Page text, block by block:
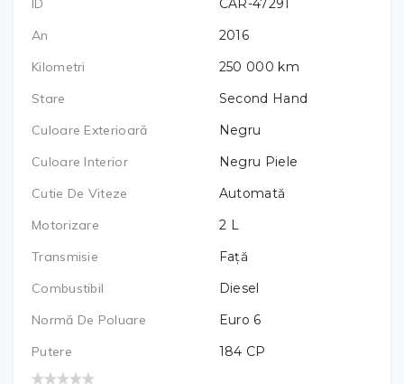
ID
CAR-47291
An
2016
Kilometri
250 000 km
Stare
Second Hand
Culoare Exterioară
Negru
Culoare Interior
Negru Piele
Cutie De Viteze
Automată
Motorizare
2 L
Transmisie
Față
Combustibil
Diesel
Normă De Poluare
Euro 6
Putere
184 CP